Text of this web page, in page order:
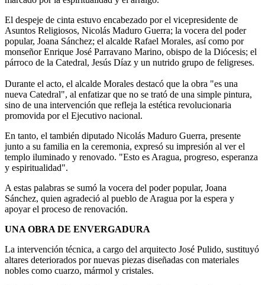
El despeje de cinta estuvo encabezado por el vicepresidente de
Asuntos Religiosos, Nicolás Maduro Guerra; la vocera del poder
popular, Joana Sánchez; el alcalde Rafael Morales, así como por
monseñor Enrique José Parravano Marino, obispo de la Diócesis; el
párroco de la Catedral, Jesús Díaz y un nutrido grupo de feligreses.
Durante el acto, el alcalde Morales destacó que la obra "es una
nueva Catedral", al enfatizar que no se trató de una simple pintura,
sino de una intervención que refleja la estética revolucionaria
promovida por el Ejecutivo nacional.
En tanto, el también diputado Nicolás Maduro Guerra, presente
junto a su familia en la ceremonia, expresó su impresión al ver el
templo iluminado y renovado. "Esto es Aragua, progreso, esperanza
y espiritualidad".
A estas palabras se sumó la vocera del poder popular, Joana
Sánchez, quien agradeció al pueblo de Aragua por la espera y
apoyar el proceso de renovación.
UNA OBRA DE ENVERGADURA
La intervención técnica, a cargo del arquitecto José Pulido, sustituyó
altares deteriorados por nuevas piezas diseñadas con materiales
nobles como cuarzo, mármol y cristales.